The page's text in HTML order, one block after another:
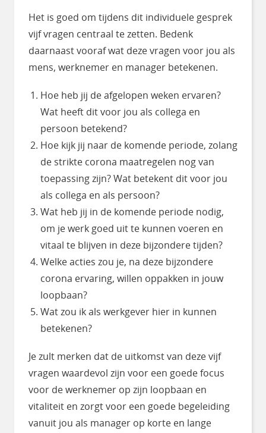
Het is goed om tijdens dit individuele gesprek
vijf vragen centraal te zetten. Bedenk
daarnaast vooraf wat deze vragen voor jou als
mens, werknemer en manager betekenen.
Hoe heb jij de afgelopen weken ervaren?
Wat heeft dit voor jou als collega en
persoon betekend?
Hoe kijk jij naar de komende periode, zolang
de strikte corona maatregelen nog van
toepassing zijn? Wat betekent dit voor jou
als collega en als persoon?
Wat heb jij in de komende periode nodig,
om je werk goed uit te kunnen voeren en
vitaal te blijven in deze bijzondere tijden?
Welke acties zou je, na deze bijzondere
corona ervaring, willen oppakken in jouw
loopbaan?
Wat zou ik als werkgever hier in kunnen
betekenen?
Je zult merken dat de uitkomst van deze vijf
vragen waardevol zijn voor een goede focus
voor de werknemer op zijn loopbaan en
vitaliteit en zorgt voor een goede begeleiding
vanuit jou als manager op korte en lange